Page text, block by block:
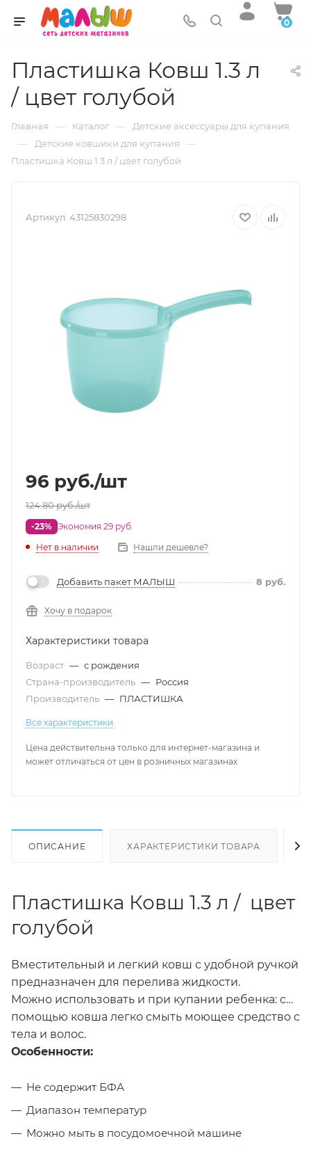
0
Пластишка Ковш 1.3 л
/ цвет голубой
Главная — Каталог — Детские аксессуары для купания
— Детские ковшики для купания —
Пластишка Ковш 1.3 л / цвет голубой
Артикул: 43125830298
96 руб./шт
124.80руб./шт
-23% Экономия 29 руб.
Нет в наличии
Нашли дешевле?
Добавить пакет МАЛЫШ 8 руб.
Хочу в подарок
Характеристики товара
Возраст — с рождения
Страна-производитель — Россия
Производитель — ПЛАСТИШКА
Все характеристики
Цена действительна только для интернет-магазина и
может отличаться от цен в розничных магазинах
ОПИСАНИЕ ХАРАКТЕРИСТИКИ ТОВАРА
Пластишка Ковш 1.3 л / цвет
голубой
Вместительный и легкий ковш с удобной ручкой
предназначен для перелива жидкости.
Можно использовать и при купании ребенка: с
помощью ковша легко смыть моющее средство с
тела и волос.
Особенности:
Не содержит БФА
Диапазон температур
Можно мыть в посудомоечной машине